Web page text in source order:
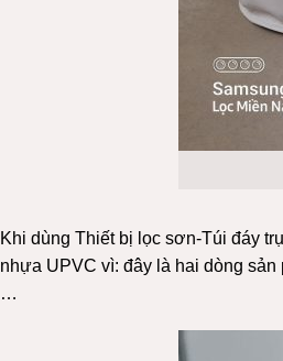
Khi dùng Thiết bị lọc sơn-Túi đáy
nhựa UPVC vì: đây là hai dòng
…